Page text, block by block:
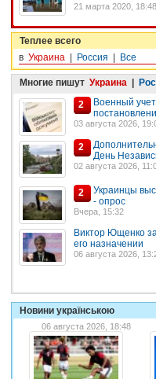
21 марта 2020,
Теплее всего
в Украина Россия Все
Многие пишут Украина
2
Военный
03 августа 2026,
2
День
02 августа 2026,
2
Украинцы
- опрос
Вчера, 15:32
Виктор Ющенко
его назначении
06 августа 2026,
Новини українською
06 августа 2026, 18:48